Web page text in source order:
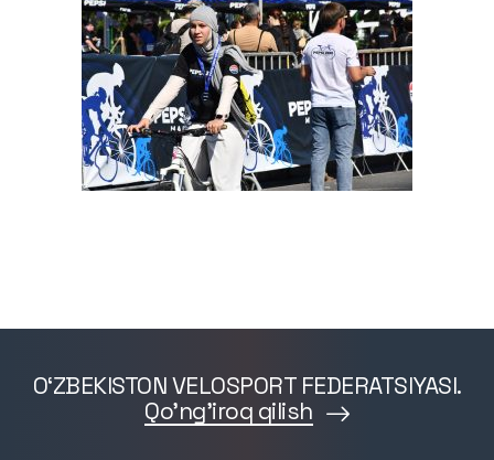
O‘ZBEKISTON VELOSPORT FEDERATSIYASI.
Qo'ng'iroq qilish